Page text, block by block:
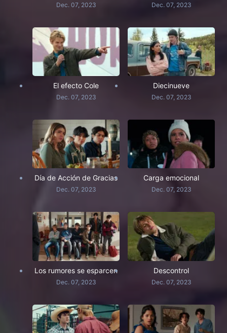
Dec. 07, 2023 Dec. 07, 2023
El efecto Cole
Dec. 07, 2023
Diecinueve
Dec. 07, 2023
Día de Acción de Gracias
Dec. 07, 2023
Carga emocional
Dec. 07, 2023
Los rumores se esparcen
Dec. 07, 2023
Descontrol
Dec. 07, 2023